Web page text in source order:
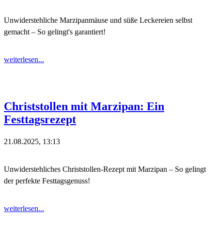
Unwiderstehliche Marzipanmäuse und süße Leckereien selbst
gemacht – So gelingt's garantiert!
weiterlesen...
Christstollen mit Marzipan: Ein
Festtagsrezept
21.08.2025, 13:13
Unwiderstehliches Christstollen-Rezept mit Marzipan – So gelingt
der perfekte Festtagsgenuss!
weiterlesen...